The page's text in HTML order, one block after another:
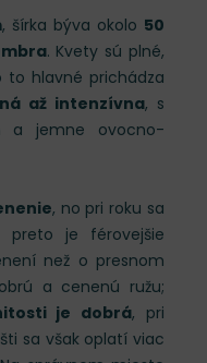
, šírka býva okolo 50
. Kvety sú plné,
hlavné prichádza
až intenzívna, s
a jemne ovocno-
, no pri roku sa
preto je férovejšie
než o presnom
a cenenú ružu;
je dobrá, pri
sa však oplatí viac